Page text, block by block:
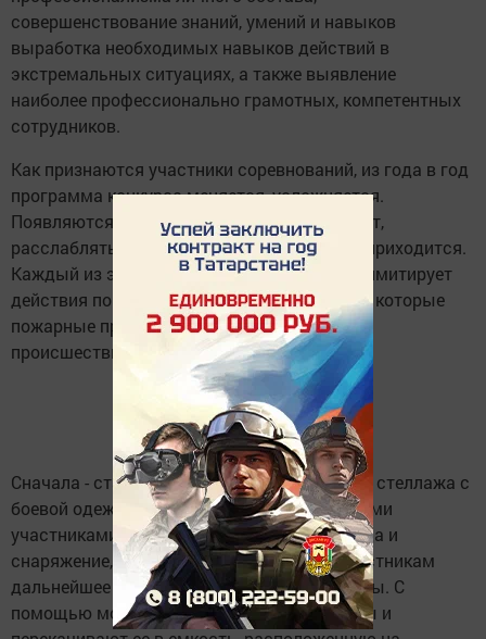
совершенствование знаний, умений и навыков
выработка необходимых навыков действий в
экстремальных ситуациях, а также выявление
наиболее профессионально грамотных, компетентных
сотрудников.
Как признаются участники соревнований, из года в год
программа конкурса меняется, усложняется.
Появляются новые этапы, задания, а значит,
расслабляться участникам состязаний не приходится.
Каждый из этапов практического задания имитирует
действия по развертыванию сил и средств, которые
пожарные проводят на реальных местах
происшествий.
Сначала - старт и около метров 15 бегом до стеллажа с
боевой одеждой. Только после того, как всеми
участниками команды одеты боевая одежда и
снаряжение, судья на этапе разрешает участникам
дальнейшее движение до места забора воды. С
помощью мотопомпы проводят забор воды и